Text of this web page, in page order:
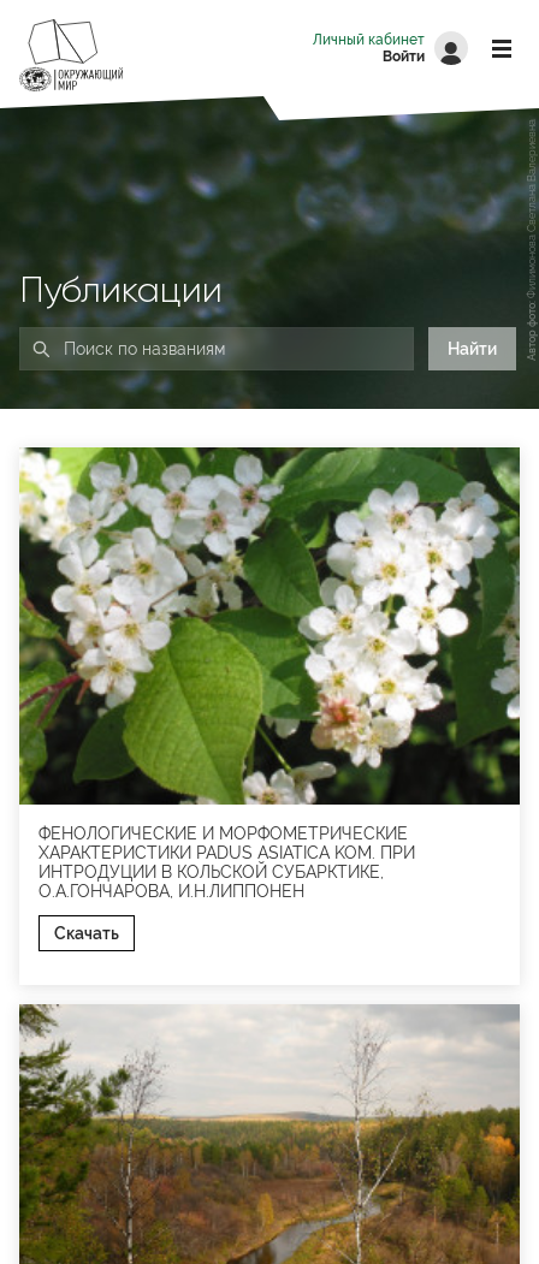
Личный кабинет
Войти
Публикации
Автор фото:
Филимонова Светлана Валериевна
ФЕНОЛОГИЧЕСКИЕ И МОРФОМЕТРИЧЕСКИЕ
ХАРАКТЕРИСТИКИ PADUS ASIATICA KOM. ПРИ
ИНТРОДУЦИИ В КОЛЬСКОЙ СУБАРКТИКЕ,
О.А.ГОНЧАРОВА, И.Н.ЛИППОНЕН
Скачать